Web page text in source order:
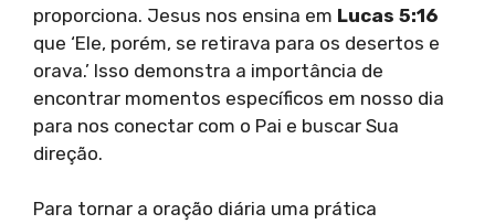
proporciona. Jesus nos ensina em Lucas 5:16
que ‘Ele, porém, se retirava para os desertos e
orava.’ Isso demonstra a importância de
encontrar momentos específicos em nosso dia
para nos conectar com o Pai e buscar Sua
direção.
Para tornar a oração diária uma prática